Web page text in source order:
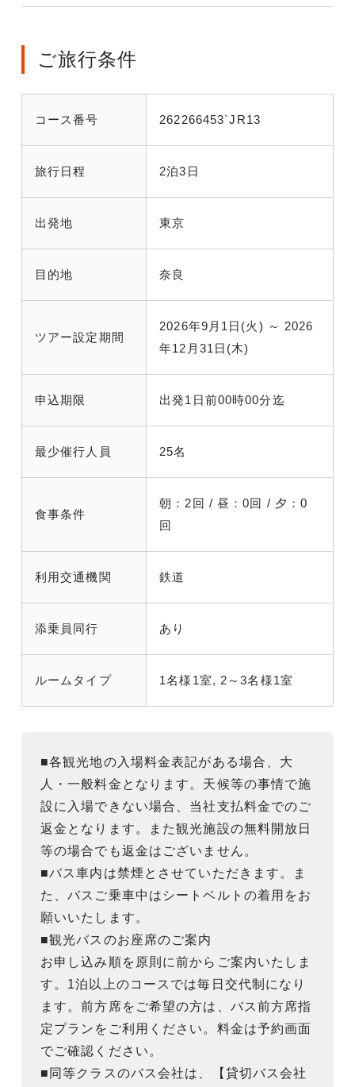
ご旅行条件
コース番号 262266453`JR13
旅行日程 2泊3日
出発地 東京
目的地 奈良
ツアー設定期間
2026年9月1日(火) ～ 2026
年12月31日(木)
申込期限 出発1日前00時00分迄
最少催行人員 25名
食事条件
朝：2回 / 昼：0回 / 夕：0
回
利用交通機関 鉄道
添乗員同行 あり
ルームタイプ 1名様1室, 2～3名様1室
■各観光地の入場料金表記がある場合、大
人・一般料金となります。天候等の事情で施
設に入場できない場合、当社支払料金でのご
返金となります。また観光施設の無料開放日
等の場合でも返金はございません。
■バス車内は禁煙とさせていただきます。ま
た、バスご乗車中はシートベルトの着用をお
願いいたします。
■観光バスのお座席のご案内
お申し込み順を原則に前からご案内いたしま
す。1泊以上のコースでは毎日交代制になり
ます。前方席をご希望の方は、バス前方席指
定プランをご利用ください。料金は予約画面
でご確認ください。
■同等クラスのバス会社は、【貸切バス会社